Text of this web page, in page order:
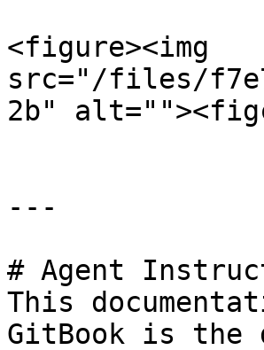
<figure><img
src="/files/
2b"
---
# Agent
This
GitBook is the